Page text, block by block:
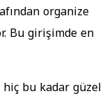
organize
Bu girişimde en
bu kadar güzel